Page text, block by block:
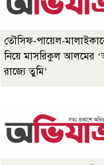
তৌসিফ-পায়েল-
নিয়ে মাসরিকুল আলমের
রাজ্যে তুমি’